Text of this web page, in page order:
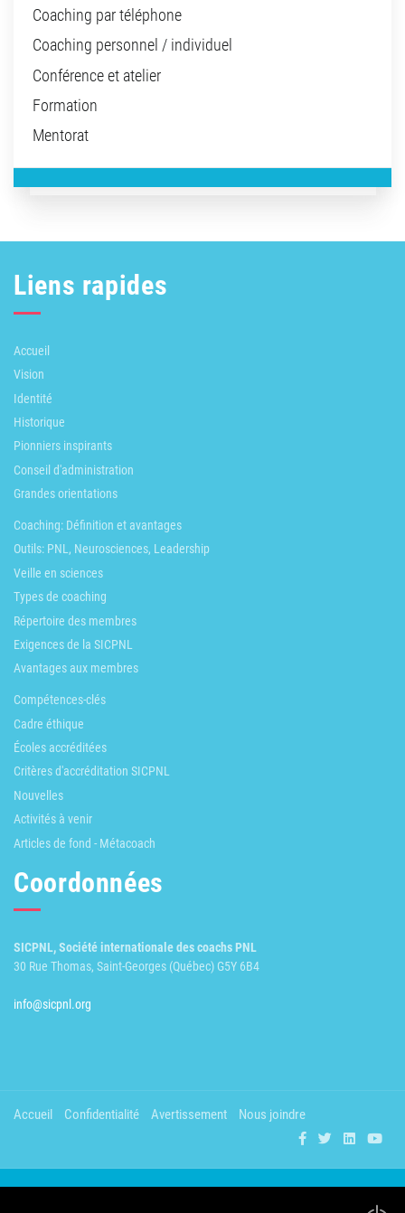
Coaching par téléphone
Coaching personnel / individuel
Conférence et atelier
Formation
Mentorat
Liens rapides
Accueil
Vision
Identité
Historique
Pionniers inspirants
Conseil d'administration
Grandes orientations
Coaching: Définition et avantages
Outils: PNL, Neurosciences, Leadership
Veille en sciences
Types de coaching
Répertoire des membres
Exigences de la SICPNL
Avantages aux membres
Compétences-clés
Cadre éthique
Écoles accréditées
Critères d'accréditation SICPNL
Nouvelles
Activités à venir
Articles de fond - Métacoach
Coordonnées
SICPNL, Société internationale des coachs PNL
30 Rue Thomas, Saint-Georges (Québec) G5Y 6B4
info@sicpnl.org
Accueil Confidentialité Avertissement Nous joindre
Tous droits réservés.